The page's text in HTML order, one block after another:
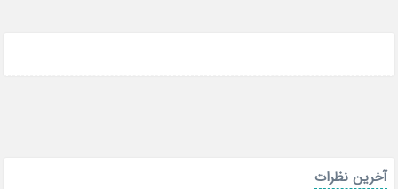
آخرین نظرات